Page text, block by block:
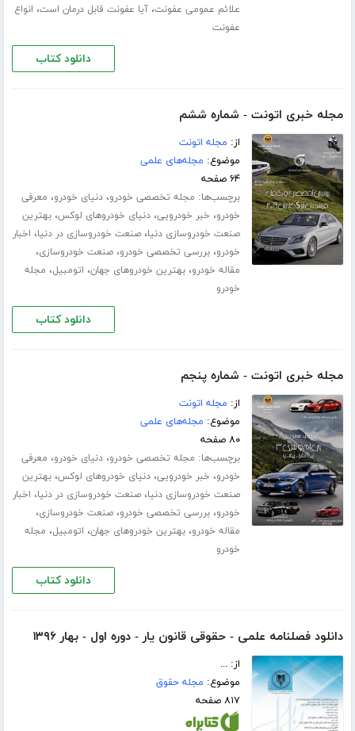
علائم عمومی عفونت،آیا عفونت قابل درمان است، انواع
عفونت
دانلود کتاب
مجله خبری اتونت - شماره ششم
از: مجله اتونت
موضوع: مجله‌های علمی
۶۴ صفحه
برچسب‌ها: مجله تخصصی خودرو،دنیای خودرو، معرفی
خودرو، خبر خودرویی،دنیای خودروهای لوکس،بهترین
صنعت خودروسازی دنیا،صنعت خودروسازی در دنیا، اخبار
خودرو،بررسی تخصصی خودرو،صنعت خودروسازی،
مقاله خودرو،بهترین خودروهای جهان، اتومبیل، مجله
خودرو
دانلود کتاب
مجله خبری اتونت - شماره پنجم
از: مجله اتونت
موضوع: مجله‌های علمی
۸۰ صفحه
برچسب‌ها: مجله تخصصی خودرو،دنیای خودرو، معرفی
خودرو، خبر خودرویی،دنیای خودروهای لوکس،بهترین
صنعت خودروسازی دنیا،صنعت خودروسازی در دنیا، اخبار
خودرو،بررسی تخصصی خودرو،صنعت خودروسازی،
مقاله خودرو،بهترین خودروهای جهان، اتومبیل، مجله
خودرو
دانلود کتاب
دانلود فصلنامه علمی - حقوقی قانون یار - دوره اول - بهار ۱۳۹۶
از: ...
موضوع: مجله حقوق
۸۱۷ صفحه